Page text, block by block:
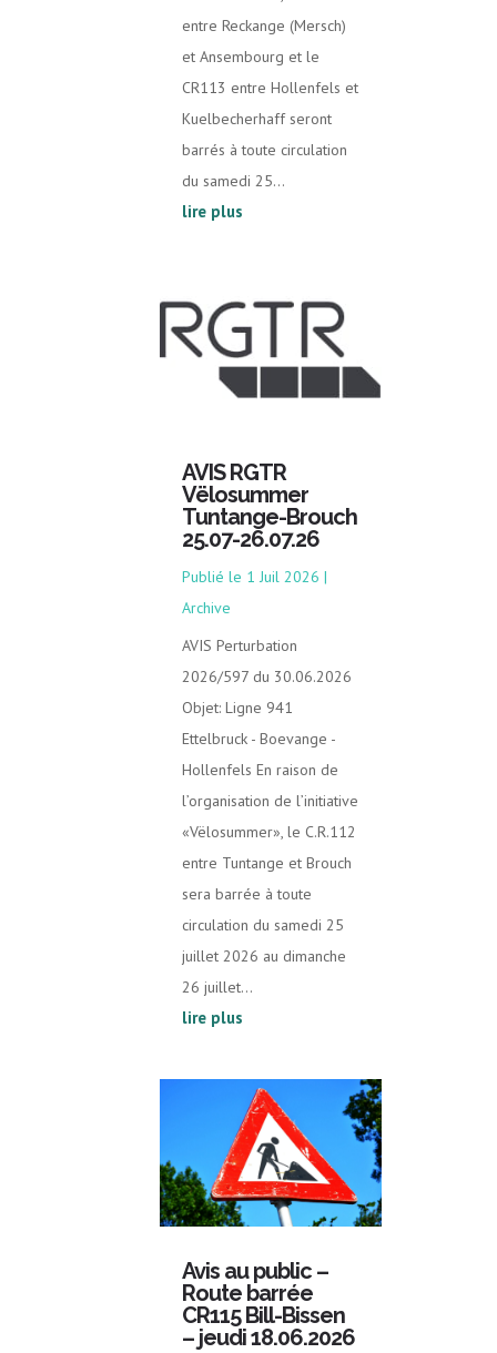
entre Reckange (Mersch)
et Ansembourg et le
CR113 entre Hollenfels et
Kuelbecherhaff seront
barrés à toute circulation
du samedi 25...
lire plus
AVIS RGTR
Vëlosummer
Tuntange-Brouch
25.07-26.07.26
1 Juil 2026 |
Archive
AVIS Perturbation
2026/597 du 30.06.2026
Objet: Ligne 941
Ettelbruck - Boevange -
Hollenfels En raison de
l’organisation de l’initiative
«Vëlosummer», le C.R.112
entre Tuntange et Brouch
sera barrée à toute
circulation du samedi 25
juillet 2026 au dimanche
26 juillet...
lire plus
Avis au public –
Route barrée
CR115 Bill-Bissen
– jeudi 18.06.2026